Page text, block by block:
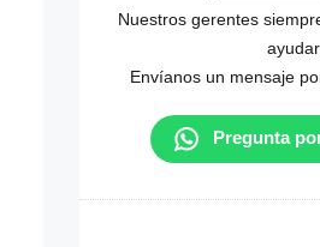
Nuestros gerentes
ayudar.
Envíanos un mensaje
Pregunta